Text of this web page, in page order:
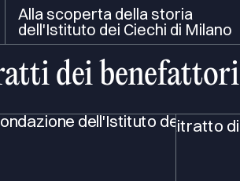
Alla scoperta della storia
dell'Istituto dei Ciechi di Milano
dei benefattori